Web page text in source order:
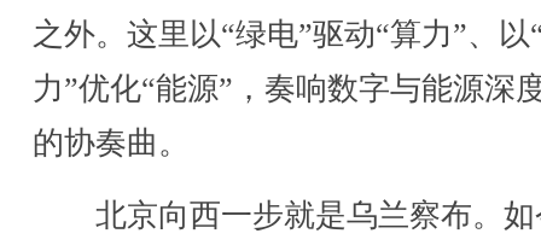
之外。这里以“绿电”驱动“算力”、以
力”优化“能源”，奏响数字与能源深
的协奏曲。
北京向西一步就是乌兰察布。如